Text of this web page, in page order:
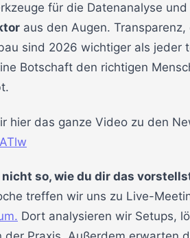
für die Datenanalyse
aus den Augen.
sind 2026 wichtiger als jeder
Botschaft den richtigen
hier das ganze Video zu den
so, wie du dir das
treffen wir uns zu Live-
Dort analysieren wir Setups,